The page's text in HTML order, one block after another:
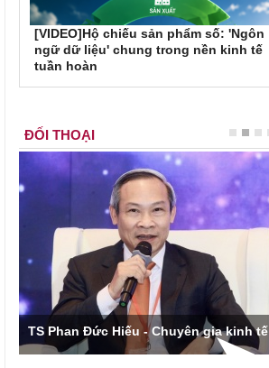
[VIDEO]Hộ chiếu sản phẩm số: 'Ngôn
ngữ dữ liệu' chung trong nền kinh tế
tuần hoàn
ĐỐI THOẠI
TS Phan Đức Hiếu - Chuyên gia kinh tế